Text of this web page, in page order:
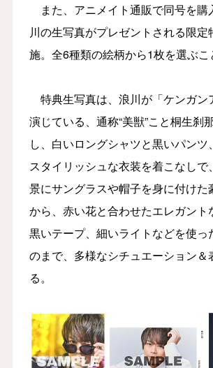
また、アニメイト通販で同号を購
川の生写真がプレゼントされる限定
施。全6種類の絵柄から1枚を選ぶこ
特典生写真は、浪川が「ケンガン
演じている、通称“美獣”こと桐生刹
し、白いロングシャツと黒いパンツ
スタイリッシュな衣装を着こなしで
景にサングラスや帽子を身に付けた
から、赤い花と合わせたエレガント
黒いテープ、細いライトなどを使っ
のまで、多様なシチュエーション＆
る。